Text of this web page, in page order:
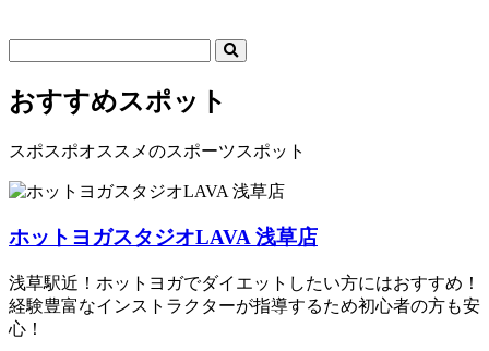
おすすめスポット
スポスポオススメのスポーツスポット
ホットヨガスタジオLAVA 浅草店
浅草駅近！ホットヨガでダイエットしたい方にはおすすめ！
経験豊富なインストラクターが指導するため初心者の方も安
心！